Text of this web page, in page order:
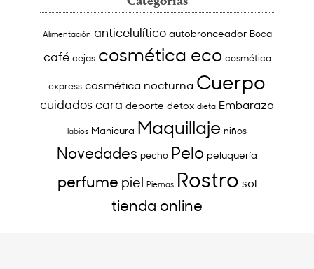
Alimentación anticelulítico autobronceador Boca
café cejas cosmética eco cosmética
express cosmética nocturna Cuerpo
cuidados cara deporte detox dieta Embarazo
labios Manicura Maquillaje niños
Novedades pecho Pelo peluquería
perfume piel Piernas Rostro sol
tienda online